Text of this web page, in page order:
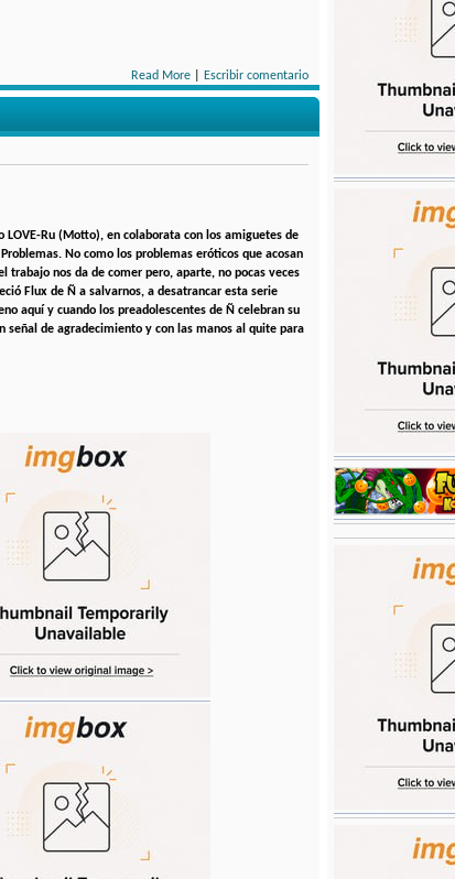
Read More| Escribir comentario
Ru (Motto), en colaborata con los amiguetes de
No como los problemas eróticos que acosan
trabajo nos da de comer pero, aparte, no pocas veces
Flux de Ñ a salvarnos, a desatrancar esta serie
aquí y cuando los preadolescentes de Ñ celebran su
señal de agradecimiento y con las manos al quite para